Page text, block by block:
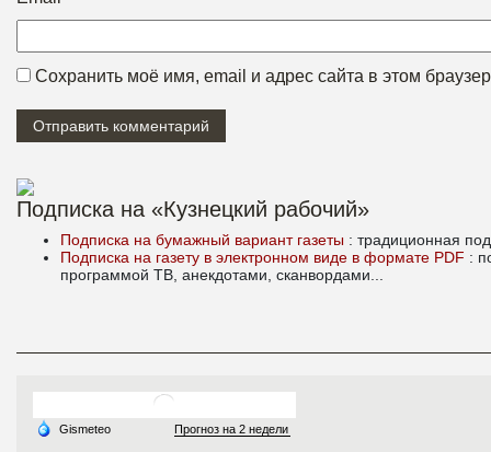
Сохранить моё имя, email и адрес сайта в этом
Подписка на «Кузнецкий рабочий»
Подписка на бумажный вариант газеты : традиционная
Подписка на газету в электронном виде в формате PDF :
программой ТВ, анекдотами, сканвордами...